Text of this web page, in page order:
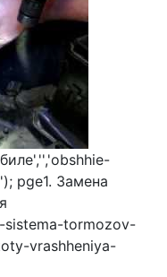
pge1. Замена
sistema-tormozov-
vrashheniya-